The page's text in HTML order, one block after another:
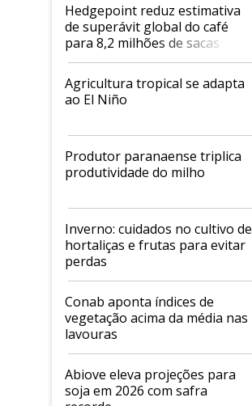
Hedgepoint reduz estimativa
de superávit global do café
para 8,2 milhões de sacas
Agricultura tropical se adapta
ao El Niño
Produtor paranaense triplica
produtividade do milho
Inverno: cuidados no cultivo de
hortaliças e frutas para evitar
perdas
Conab aponta índices de
vegetação acima da média nas
lavouras
Abiove eleva projeções para
soja em 2026 com safra